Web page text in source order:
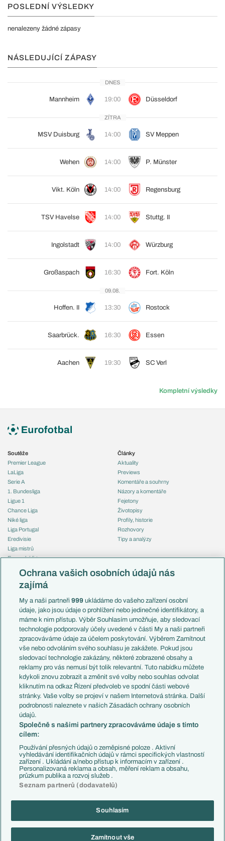
POSLEDNÍ VÝSLEDKY
nenalezeny žádné zápasy
NÁSLEDUJÍCÍ ZÁPASY
DNES
Mannheim 19:00 Düsseldorf
ZÍTRA
MSV Duisburg 14:00 SV Meppen
Wehen 14:00 P. Münster
Vikt. Köln 14:00 Regensburg
TSV Havelse 14:00 Stuttg. II
Ingolstadt 14:00 Würzburg
Großaspach 16:30 Fort. Köln
09.08.
Hoffen. II 13:30 Rostock
Saarbrück. 16:30 Essen
Aachen 19:30 SC Verl
Kompletní výsledky
Soutěže
Premier League
LaLiga
Serie A
1. Bundesliga
Ligue 1
Chance Liga
Niké liga
Liga Portugal
Eredivisie
Liga mistrů
Evropská liga
Mistrovství světa
Liga národů
Témata
Představení týmů MS
EuroSkauting
PL v kostce
Evropské koeficienty
Přestupy
Přestupové spekulace
Zranění
Kluby
Arsenal FC
Chelsea FC
Manchester United
AC Milán
Juventus FC
Bayern Mnichov
FC Barcelona
Real Madrid
Články
Aktuality
Previews
Komentáře a souhrny
Názory a komentáře
Fejetony
Životopisy
Profily, historie
Rozhovory
Tipy a analýzy
Česko
Francie
Itálie
Německo
Španělsko
Argentina
Brazílie
Přestupy
Zápasy
Livescore
Tipovací soutěž
Copyright © 2001-2026 EuroFotbal.cz. Využíváme zpravodajství ČTK.
Informace o zpracování osobních údajů
Ochrana vašich osobních údajů nás
zajímá
My a naši partneři999 ukládáme do vašeho zařízení osobní
údaje, jako jsou údaje o prohlížení nebo jedinečné identifikátory, a
máme k nim přístup. Výběr Souhlasím umožňuje, aby sledovací
technologie podporovaly účely uvedené v části My a naši partneři
zpracováváme údaje za účelem poskytování. Výběrem Zamítnout
vše nebo odvoláním svého souhlasu je zakážete. Pokud jsou
sledovací technologie zakázány, některé zobrazené obsahy a
reklamy pro vás nemusí být tolik relevantní. Tuto nabídku můžete
kdykoli znovu zobrazit a změnit své volby nebo souhlas odvolat
kliknutím na odkaz Řízení předvoleb ve spodní části webové
stránky. Vaše volby se projeví v našem Internetová stránka. Další
podrobnosti naleznete v našich Zásadách ochrany osobních
údajů.
Společně s našimi partnery zpracováváme údaje s tímto
cílem:
Používání přesných údajů o zeměpisné poloze . Aktivní
vyhledávání identifikačních údajů v rámci specifických vlastností
zařízení . Ukládání a/nebo přístup k informacím v zařízení .
Personalizovaná reklama a obsah, měření reklam a obsahu,
průzkum publika a rozvoj služeb .
Seznam partnerů (dodavatelů)
Souhlasím
Zamítnout vše